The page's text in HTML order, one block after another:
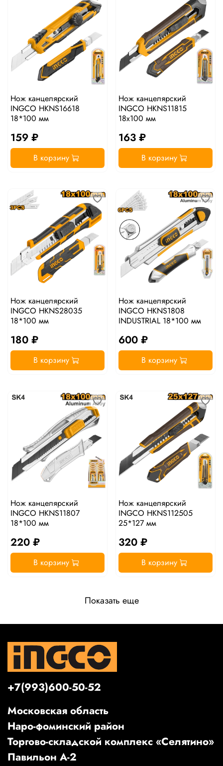
Нож канцелярский
INGCO HKNS16618
18*100 мм
159 ₽
В корзину
Нож канцелярский
INGCO HKNS11815
18x100 мм
163 ₽
В корзину
Нож канцелярский
INGCO HKNS28035
18*100 мм
180 ₽
В корзину
Нож канцелярский
INGCO HKNS1808
INDUSTRIAL 18*100 мм
600 ₽
В корзину
Нож канцелярский
INGCO HKNS11807
18*100 мм
220 ₽
В корзину
Нож канцелярский
INGCO HKNS112505
25*127 мм
320 ₽
В корзину
Показать еще
+7(993)600-50-52
Московская область
Наро-фоминский район
Торгово-складской комплекс «Селятино»
Павильон А-2